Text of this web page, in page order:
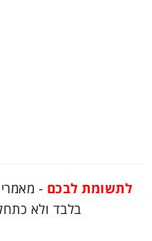
לתשומת לבכם - מאמרי
בלבד ולא